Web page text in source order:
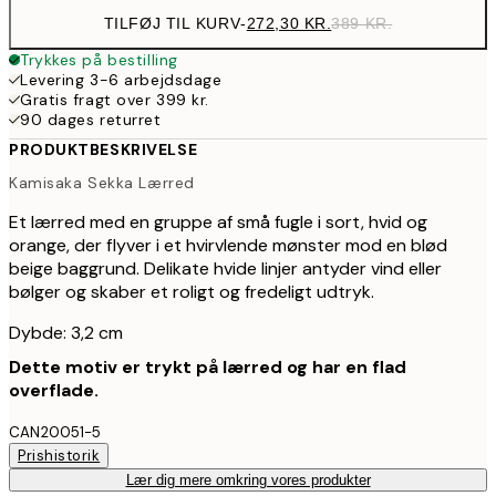
TILFØJ TIL KURV-272,30 KR.389 KR.
Trykkes på bestilling
Levering 3-6 arbejdsdage
Gratis fragt over 399 kr.
90 dages returret
PRODUKTBESKRIVELSE
Kamisaka Sekka Lærred
Et lærred med en gruppe af små fugle i sort, hvid og
orange, der flyver i et hvirvlende mønster mod en blød
beige baggrund. Delikate hvide linjer antyder vind eller
bølger og skaber et roligt og fredeligt udtryk.
Dybde: 3,2 cm
Dette motiv er trykt på lærred og har en flad
overflade.
CAN20051-5
Prishistorik
Lær dig mere omkring vores produkter